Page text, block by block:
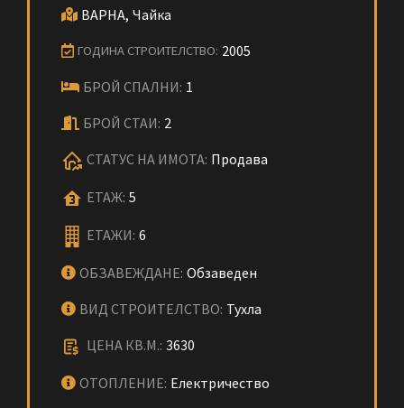
ВАРНА, Чайка
ГОДИНА СТРОИТЕЛСТВО: 2005
БРОЙ СПАЛНИ: 1
БРОЙ СТАИ: 2
СТАТУС НА ИМОТА: Продава
ЕТАЖ: 5
ЕТАЖИ: 6
ОБЗАВЕЖДАНЕ: Обзаведен
ВИД СТРОИТЕЛСТВО: Тухла
ЦЕНА КВ.М.: 3630
ОТОПЛЕНИЕ: Електричество